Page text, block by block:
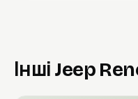
Інші Jeep